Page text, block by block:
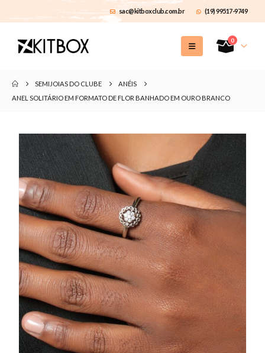
sac@kitboxclub.com.br (19) 99517-9749
0
SEMIJOIAS DO CLUBE
ANÉIS
ANEL SOLITÁRIO EM FORMATO DE FLOR BANHADO EM OURO BRANCO